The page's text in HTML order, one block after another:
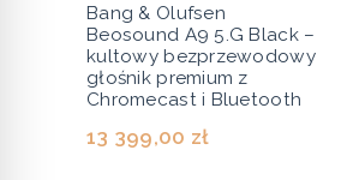
Bang & Olufsen
Beosound A9 5.G Black –
kultowy bezprzewodowy
głośnik premium z
Chromecast i Bluetooth
13 399,00 zł